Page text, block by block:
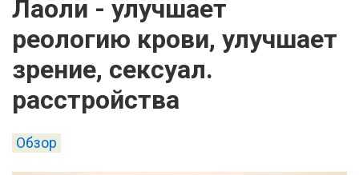
Лаоли - улучшает
реологию крови, улучшает
зрение, сексуал.
расстройства
Обзор